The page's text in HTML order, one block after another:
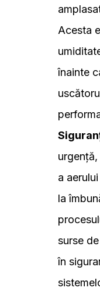
Acesta
înainte
a
la
surse
în